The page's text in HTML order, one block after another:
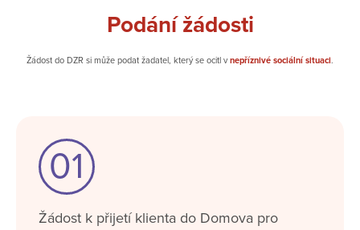
Podání žádosti
Žádost do DZR si může podat žadatel, který se ocitl vnepříznivé sociální situaci.
01
Žádost k přijetí klienta do Domova pro